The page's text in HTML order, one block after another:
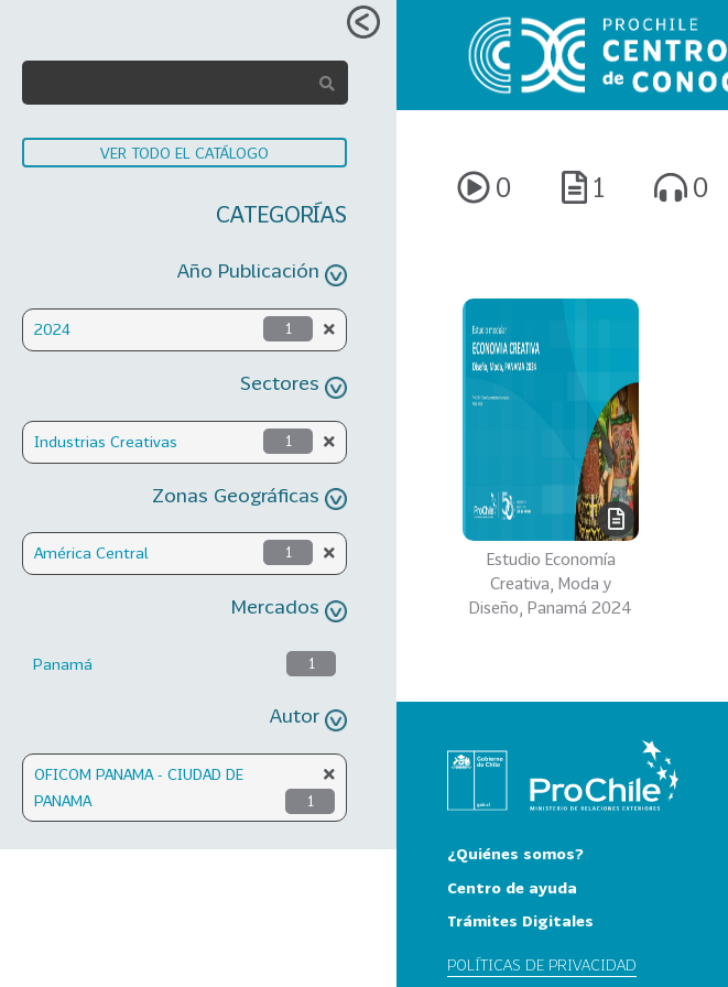
VER TODO EL CATÁLOGO
CATEGORÍAS
Año Publicación
2024 1
Sectores
Industrias Creativas 1
Zonas Geográficas
América Central 1
Mercados
Panamá 1
Autor
OFICOM PANAMA - CIUDAD DE
PANAMA
1
0 1 0
Estudio Economía
Creativa, Moda y
Diseño, Panamá 2024
¿Quiénes somos?
Centro de ayuda
Trámites Digitales
POLÍTICAS DE PRIVACIDAD